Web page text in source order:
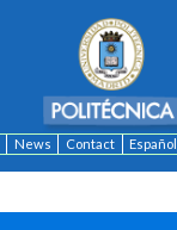
News Contact Español